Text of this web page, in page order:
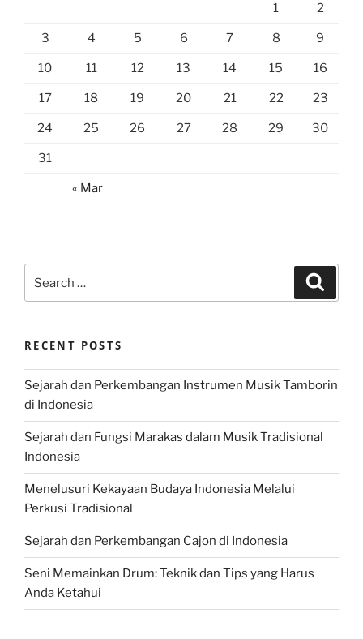
1 2
3 4 5 6 7 8 9
10 11 12 13 14 15 16
17 18 19 20 21 22 23
24 25 26 27 28 29 30
31
« Mar
for:
RECENT POSTS
Sejarah dan Perkembangan Instrumen Musik Tamborin
di Indonesia
Sejarah dan Fungsi Marakas dalam Musik Tradisional
Indonesia
Menelusuri Kekayaan Budaya Indonesia Melalui
Perkusi Tradisional
Sejarah dan Perkembangan Cajon di Indonesia
Seni Memainkan Drum: Teknik dan Tips yang Harus
Anda Ketahui